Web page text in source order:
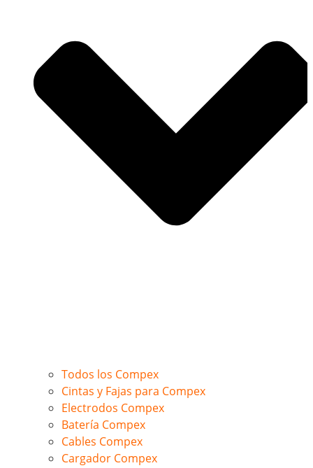
Todos los Compex
Cintas y Fajas para Compex
Electrodos Compex
Batería Compex
Cables Compex
Cargador Compex